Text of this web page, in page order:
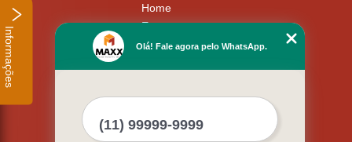
Home
Empresa
Missão
Mapa do site
Informações Olá! Fale agora pelo WhatsApp.